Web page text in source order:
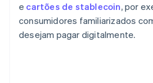
e cartões de stablecoin, por
consumidores familiarizados
desejam pagar digitalmente.